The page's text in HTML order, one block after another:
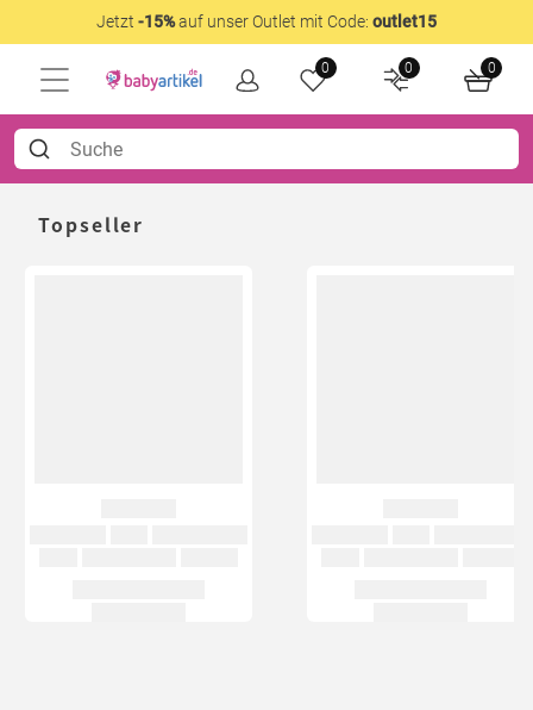
Jetzt -15%auf unser Outlet mit Code: outlet15
0 0 0
Topseller